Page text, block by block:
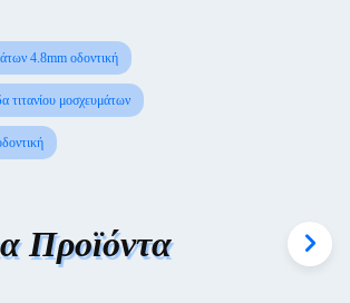
je snel terug!
4.8mm οδοντική
τιτανίου μοσχευμάτων
Προϊόντα